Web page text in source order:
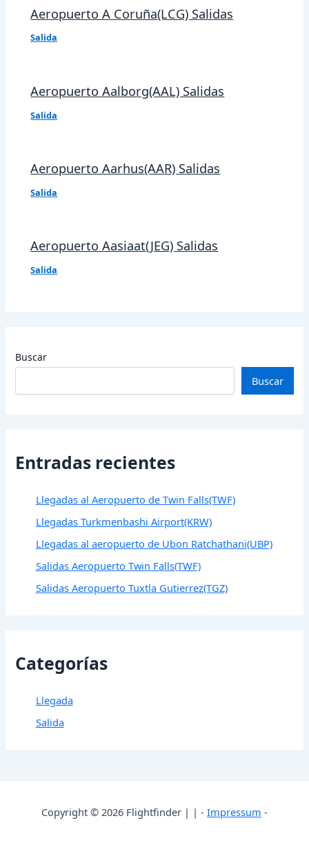
Aeropuerto A Coruña(LCG) Salidas
Salida
Aeropuerto Aalborg(AAL) Salidas
Salida
Aeropuerto Aarhus(AAR) Salidas
Salida
Aeropuerto Aasiaat(JEG) Salidas
Salida
Buscar
Buscar
Entradas recientes
Llegadas al Aeropuerto de Twin Falls(TWF)
Llegadas Turkmenbashi Airport(KRW)
Llegadas al aeropuerto de Ubon Ratchathani(UBP)
Salidas Aeropuerto Twin Falls(TWF)
Salidas Aeropuerto Tuxtla Gutierrez(TGZ)
Categorías
Llegada
Salida
Copyright © 2026 Flightfinder | | - Impressum -